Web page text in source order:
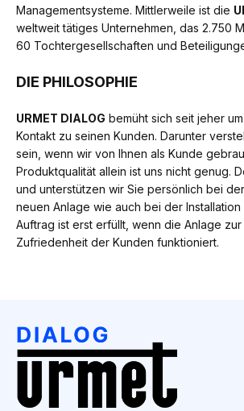
Managementsysteme. Mittlerweile ist die
weltweit tätiges Unternehmen, das 2.750
60 Tochtergesellschaften und
DIE PHILOSOPHIE
URMET DIALOG bemüht sich seit jeher
Kontakt zu seinen Kunden. Darunter
sein, wenn wir von Ihnen als Kunde
Produktqualität allein ist uns nicht genug.
und unterstützen wir Sie persönlich bei
neuen Anlage wie auch bei der Installation
Auftrag ist erst erfüllt, wenn die Anlage
Zufriedenheit der Kunden funktioniert.